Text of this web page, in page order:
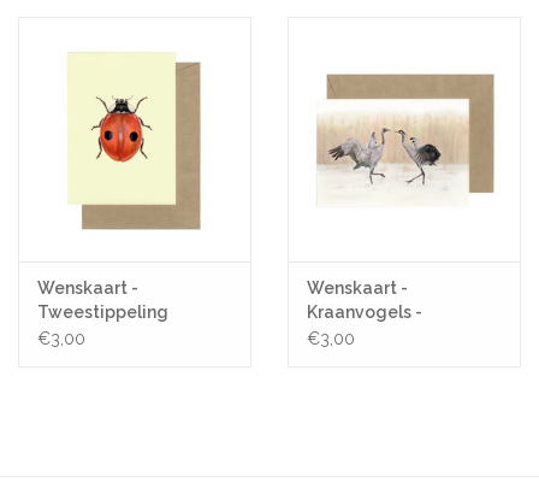
Wenskaart -
Tweestippeling
Lieveheersbeestje -
€3,00
Wenskaart -
Kraanvogels -
Postkaart + Envelop
€3,00